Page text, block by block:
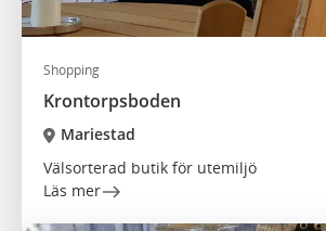
Shopping
Krontorpsboden
Mariestad
Välsorterad butik för utemiljö
Läs mer